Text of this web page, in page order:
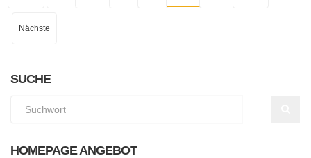
Nächste
SUCHE
HOMEPAGE ANGEBOT